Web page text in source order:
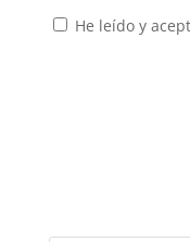
He leído y